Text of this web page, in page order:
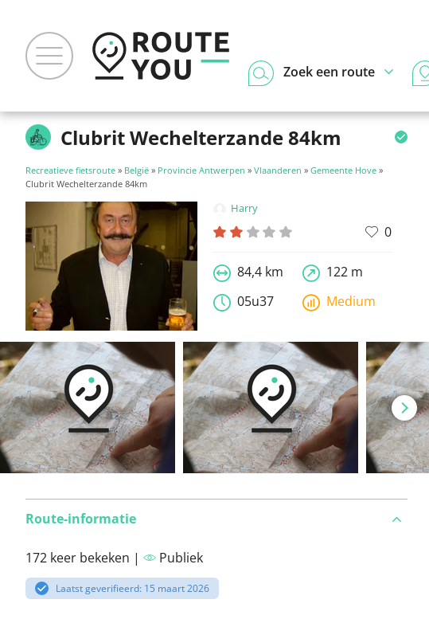
Zoek een route
Clubrit Wechelterzande 84km
Recreatieve fietsroute » België » Provincie Antwerpen » Vlaanderen » Gemeente Hove »
Clubrit Wechelterzande 84km
Harry
0
84,4 km
122 m
05u37
Medium
Route-informatie
172 keer bekeken | Publiek
Laatst geverifieerd: 15 maart 2026